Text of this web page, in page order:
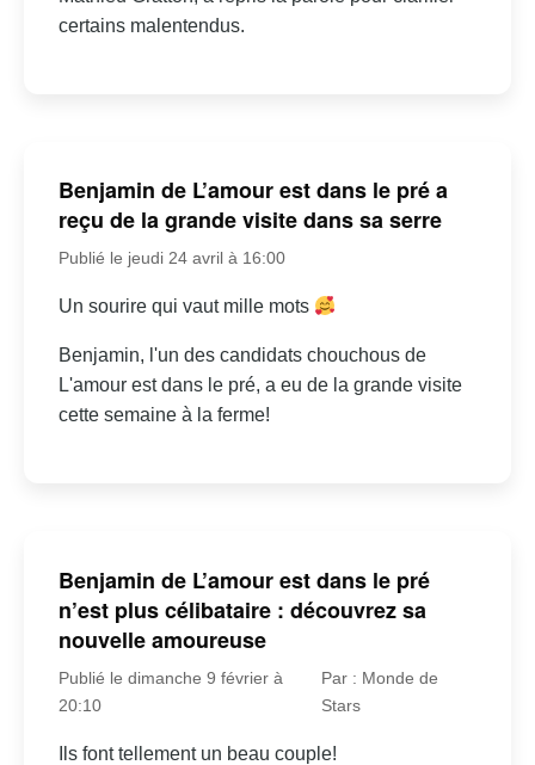
certains malentendus.
Benjamin de L’amour est dans le pré a
reçu de la grande visite dans sa serre
Publié le jeudi 24 avril à 16:00
Un sourire qui vaut mille mots
Benjamin, l'un des candidats chouchous de
L'amour est dans le pré, a eu de la grande visite
cette semaine à la ferme!
Benjamin de L’amour est dans le pré
n’est plus célibataire : découvrez sa
nouvelle amoureuse
Publié le dimanche 9 février à
20:10
Par : Monde de
Stars
Ils font tellement un beau couple!